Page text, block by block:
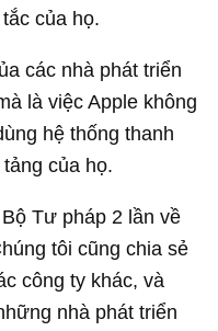
của họ.
các nhà phát triển
là việc Apple không
hệ thống thanh
của họ.
Tư pháp 2 lần về
tôi cũng chia sẻ
công ty khác, và
nhà phát triển